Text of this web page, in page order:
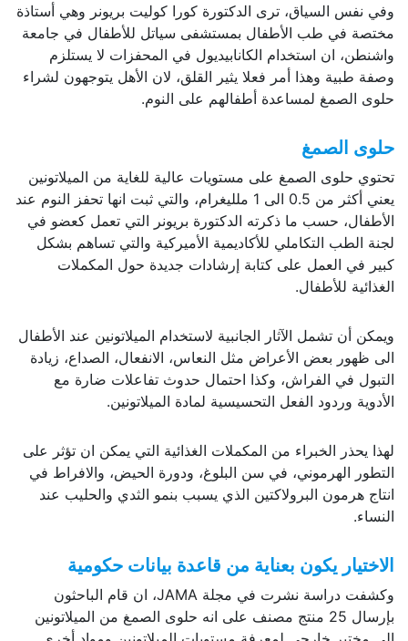
وفي نفس السياق، ترى الدكتورة كورا كوليت بريونر وهي أستاذة
مختصة في طب الأطفال بمستشفى سياتل للأطفال في جامعة
واشنطن، ان استخدام الكانابيديول في المحفزات لا يستلزم
وصفة طبية وهذا أمر فعلا يثير القلق، لان الأهل يتوجهون لشراء
حلوى الصمغ لمساعدة أطفالهم على النوم.
حلوى الصمغ
تحتوي حلوى الصمغ على مستويات عالية للغاية من الميلاتونين
يعني أكثر من 0.5 الى 1 ملليغرام، والتي ثبت انها تحفز النوم عند
الأطفال، حسب ما ذكرته الدكتورة بريونر التي تعمل كعضو في
لجنة الطب التكاملي للأكاديمية الأميركية والتي تساهم بشكل
كبير في العمل على كتابة إرشادات جديدة حول المكملات
الغذائية للأطفال.
ويمكن أن تشمل الآثار الجانبية لاستخدام الميلاتونين عند الأطفال
الى ظهور بعض الأعراض مثل النعاس، الانفعال، الصداع، زيادة
التبول في الفراش، وكذا احتمال حدوث تفاعلات ضارة مع
الأدوية وردود الفعل التحسيسية لمادة الميلاتونين.
لهذا يحذر الخبراء من المكملات الغذائية التي يمكن ان تؤثر على
التطور الهرموني، في سن البلوغ، ودورة الحيض، والافراط في
انتاج هرمون البرولاكتين الذي يسبب بنمو الثدي والحليب عند
النساء.
الاختيار يكون بعناية من قاعدة بيانات حكومية
وكشفت دراسة نشرت في مجلة JAMA، ان قام الباحثون
بإرسال 25 منتج مصنف على انه حلوى الصمغ من الميلاتونين